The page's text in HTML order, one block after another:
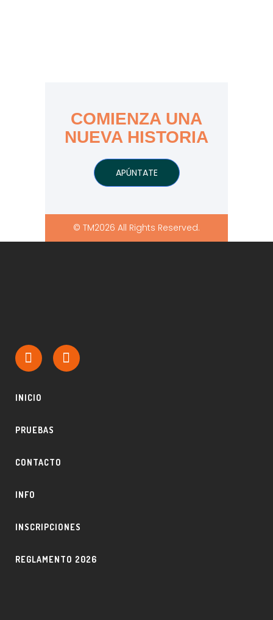
COMIENZA UNA
NUEVA HISTORIA
APÚNTATE
© TM2026 All Rights Reserved.
INICIO
PRUEBAS
CONTACTO
INFO
INSCRIPCIONES
REGLAMENTO 2026